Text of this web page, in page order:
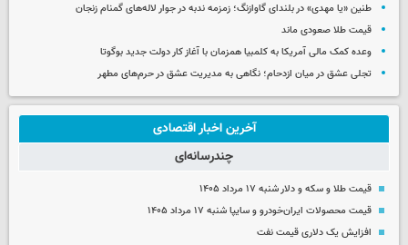
طنین «یا مهدی» در بلندای گاوازنگ؛ زمزمه ندبه در جوار لاله‌های گمنام زنجان
قیمت طلا صعودی ماند
وعده کمک مالی آمریکا به کلمبیا همزمان با آغاز کار دولت جدید بوگوتا
تجلی عشق در میان ازدحام؛ نگاهی به مدیریت عشق در حرم‌های مطهر
آخرین اخبار اقتصادی
چندرسانه‌ای
قیمت طلا و سکه و دلار شنبه ۱۷ مرداد ۱۴۰۵
قیمت محصولات ایران‌خودرو و سایپا شنبه ۱۷ مرداد ۱۴۰۵
افزایش یک دلاری قیمت نفت